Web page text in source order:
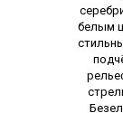
белым